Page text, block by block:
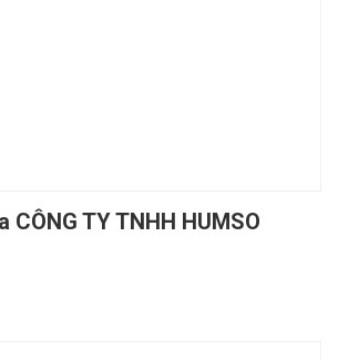
CÔNG TY TNHH HUMSO